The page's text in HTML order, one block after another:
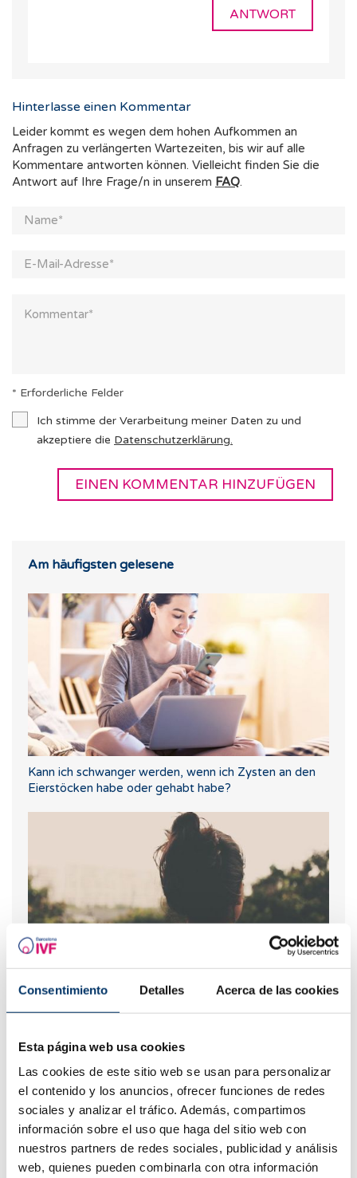
Consentimiento Detalles Acerca de las cookies
Esta página web usa cookies
Las cookies de este sitio web se usan para personalizar
el contenido y los anuncios, ofrecer funciones de redes
sociales y analizar el tráfico. Además, compartimos
información sobre el uso que haga del sitio web con
nuestros partners de redes sociales, publicidad y análisis
web, quienes pueden combinarla con otra información
ANTWORT
Hinterlasse einen Kommentar
Leider kommt es wegen dem hohen Aufkommen an
Anfragen zu verlängerten Wartezeiten, bis wir auf alle
Kommentare antworten können. Vielleicht finden Sie die
Antwort auf Ihre Frage/n in unserem FAQ.
* Erforderliche Felder
Ich stimme der Verarbeitung meiner Daten zu und
akzeptiere die Datenschutzerklärung.
Am häufigsten gelesene
Kann ich schwanger werden, wenn ich Zysten an den
Eierstöcken habe oder gehabt habe?
Endometriose: Lernen Sie, ihre Symptome zu erkennen